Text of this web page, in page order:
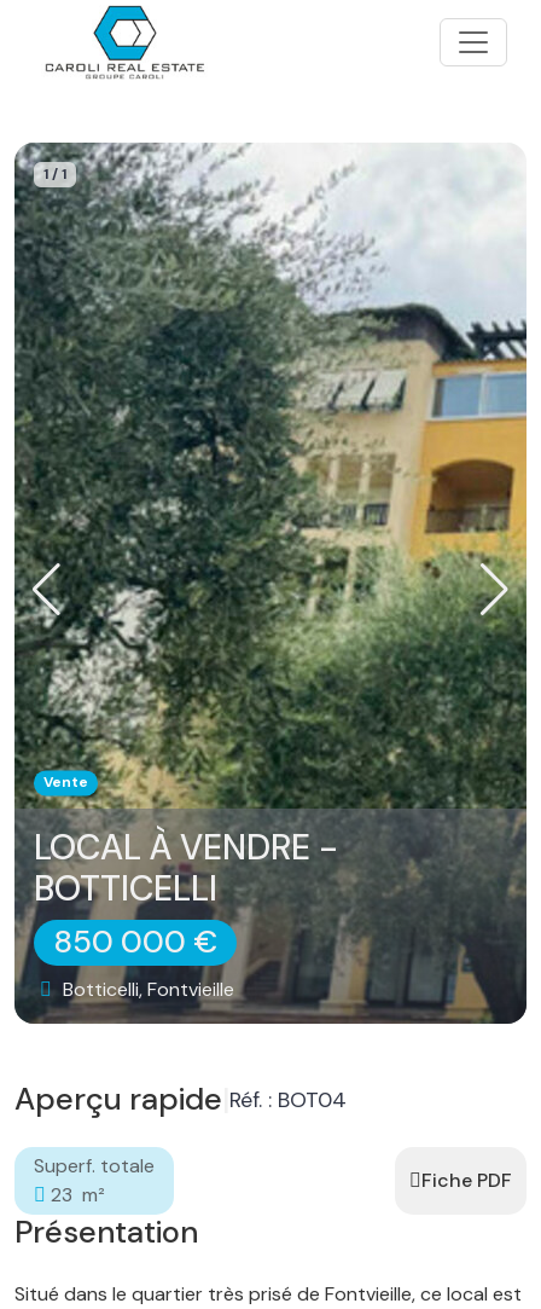
1 / 1
Vente
LOCAL À VENDRE -
BOTTICELLI
850 000 €
Botticelli, Fontvieille
Aperçu rapide Réf. : BOT04
Superf. totale
23 m²
Fiche PDF
Présentation
Situé dans le quartier très prisé de Fontvieille, ce local est